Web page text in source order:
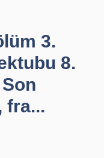
3.
8.
fra...